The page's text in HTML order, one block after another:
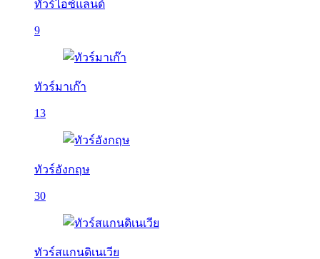
ทัวร์ไอซ์แลนด์
9
ทัวร์มาเก๊า
13
ทัวร์อังกฤษ
30
ทัวร์สแกนดิเนเวีย